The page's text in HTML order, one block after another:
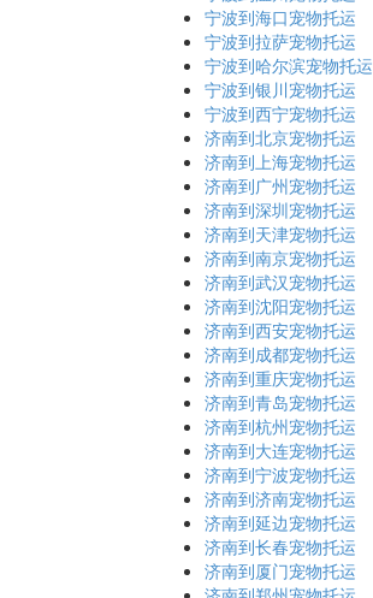
宁波到海口宠物托运
宁波到拉萨宠物托运
宁波到哈尔滨宠物托运
宁波到银川宠物托运
宁波到西宁宠物托运
济南到北京宠物托运
济南到上海宠物托运
济南到广州宠物托运
济南到深圳宠物托运
济南到天津宠物托运
济南到南京宠物托运
济南到武汉宠物托运
济南到沈阳宠物托运
济南到西安宠物托运
济南到成都宠物托运
济南到重庆宠物托运
济南到青岛宠物托运
济南到杭州宠物托运
济南到大连宠物托运
济南到宁波宠物托运
济南到济南宠物托运
济南到延边宠物托运
济南到长春宠物托运
济南到厦门宠物托运